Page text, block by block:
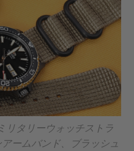
リタリーウォッチストラ
ームバンド、ブラッシュ